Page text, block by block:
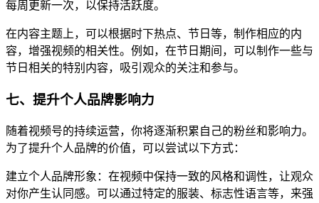
每周更新一次，以保持活跃度。
在内容主题上，可以根据时下热点、节日等，制作相应的内
容，增强视频的相关性。例如，在节日期间，可以制作一些与
节日相关的特别内容，吸引观众的关注和参与。
七、提升个人品牌影响力
随着视频号的持续运营，你将逐渐积累自己的粉丝和影响力。
为了提升个人品牌的价值，可以尝试以下方式：
建立个人品牌形象：在视频中保持一致的风格和调性，让观众
对你产生认同感。可以通过特定的服装、标志性语言等，来强